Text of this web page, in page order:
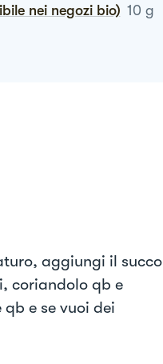
nei negozi bio) 10 g
aggiungi il succo
coriandolo qb e
e se vuoi dei